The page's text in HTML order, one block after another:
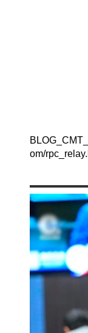
om/